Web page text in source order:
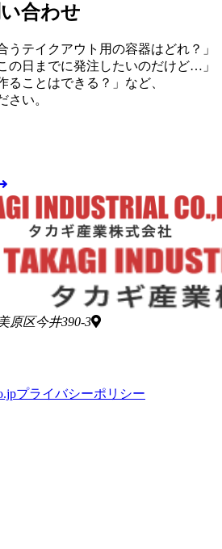
合わせ
うテイクアウト用の容器はどれ？」
の日までに発注したいのだけど…」
ることはできる？」など、
さい。
原区今井390-3
プライバシーポリシー